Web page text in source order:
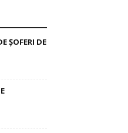
ȘOFERI DE